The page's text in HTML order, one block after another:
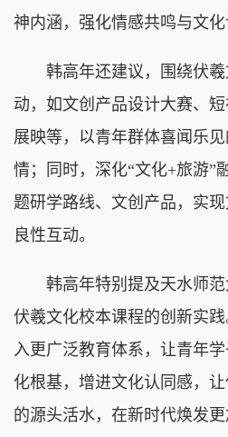
神内涵，强化情感共鸣与文化
韩高年还建议，围绕伏羲
动，如文创产品设计大赛、
展映等，以青年群体喜闻乐
情；同时，深化“文化+旅游”
题研学路线、文创产品，实
良性互动。
韩高年特别提及天水师范
伏羲文化校本课程的创新实
入更广泛教育体系，让青年
化根基，增进文化认同感，
的源头活水，在新时代焕发更